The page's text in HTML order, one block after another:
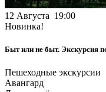
12 Августа 19:00
Новинка!
Быт или не быт. Экскурсия
Пешеходные экскурсии
Авангард